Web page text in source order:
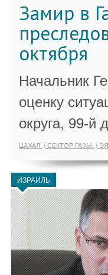
Замир в
октября
Начальник
оценку
округа, 99-й
ЦАХАЛ СЕКТОР ГАЗЫ
ИЗРАИЛЬ